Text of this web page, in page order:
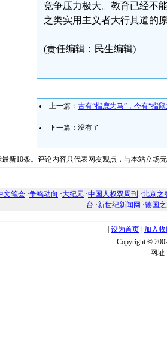
竞争压力极大。教育已经不
之类实用主义者大行其道的
(责任编辑：民生编辑)
上一篇： 古有“指鹿为马”，今有“指鼠
下一篇：没有了
最新10条。评论内容只代表网友观点，与本站立场
文笔会 ·争鸣动向 ·大纪元 ·中国人权双周刊 ·北京之
台 ·新世纪新闻网 ·德国
设为首页 加入
Copyright ©
网址